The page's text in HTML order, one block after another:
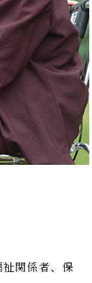
関係者、保